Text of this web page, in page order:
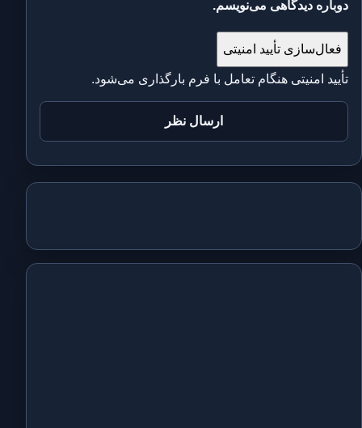
دوباره دیدگاهی می‌نویسم.
فعال‌سازی تأیید امنیتی
تأیید امنیتی هنگام تعامل با فرم بارگذاری می‌شود.